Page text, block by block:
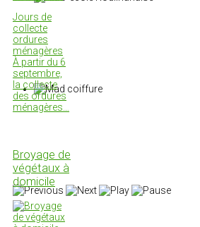
Jours de
collecte
ordures
ménagères
À partir du 6
septembre,
la collecte
des ordures
ménagères…
Broyage de
végétaux à
domicile